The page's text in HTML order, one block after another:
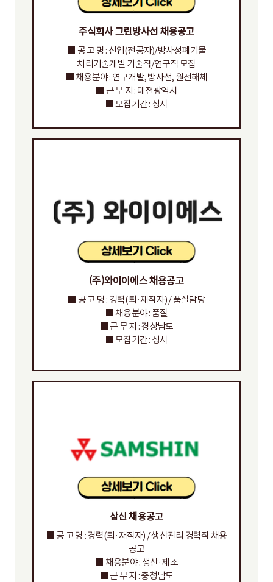
주식회사 그린방사선 채용공고
■ 공 고 명 : 신입(전공자)/방사성폐기물
처리기술개발 기술직/연구직 모집
■ 채용분야 : 연구개발, 방사선, 원전해체
■ 근 무 지 : 대전광역시
■ 모집기간 : 상시
(주)와이이에스 채용공고
■ 공 고 명 : 경력(퇴·재직자) / 품질담당
■ 채용분야 : 품질
■ 근 무 지 : 경상남도
■ 모집기간 : 상시
삼신 채용공고
■ 공 고 명 : 경력(퇴·재직자) / 생산관리 경력직 채용
공고
■ 채용분야 : 생산·제조
■ 근 무 지 : 충청남도